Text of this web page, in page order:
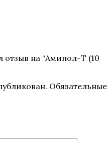
отзыв на “Амипол-Т (10
Обязательные